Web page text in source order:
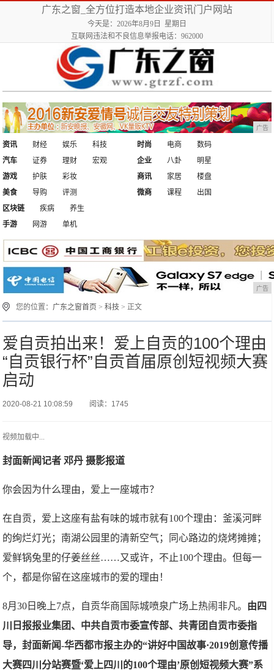
广东之窗_全方位打造本地企业资讯门户网站
今天是：2026年8月9日 星期日
互联网违法和不良信息举报电话：962000
广告
资讯 财经 娱乐
科技
汽车
证券 理财 宏观
时尚 电商
数码
企业
八卦
明星
游戏
护肤
彩妆
美食
导购 评测
商讯 家居
楼盘
微商
课程
出国
区块链
疾病
养生
手游
网游 单机
广告
您的位置： 广东之窗首页 >科技 > 正文
爱自贡拍出来！爱上自贡的100个理由
“自贡银行杯”自贡首届原创短视频大赛
启动
2020-08-21 10:08:59 阅读：1745
视频加载中...
封面新闻记者 邓丹 摄影报道
你会因为什么理由，爱上一座城市？
在自贡，爱上这座有盐有味的城市就有100个理由：釜溪河畔
的绚烂灯光；南湖公园里的清新空气；同心路边的烧烤摊摊；
爱鲜锅兔里的仔姜丝丝……又或许，不止100个理由。但每一
个，都是你留在这座城市的爱的理由！
8月30日晚上7点，自贡华商国际城喷泉广场上热闹非凡。 由四
川日报报业集团、中共自贡市委宣传部、共青团自贡市委指
导，封面新闻-华西都市报主办的“讲好中国故事·2019创意传播
大赛四川分站赛暨‘爱上四川的100个理由’原创短视频大赛”系